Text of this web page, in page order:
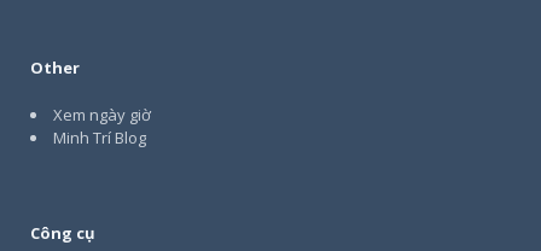
Other
Xem ngày giờ
Minh Trí Blog
Công cụ